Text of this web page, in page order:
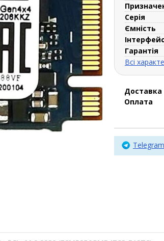
Серія
Ємність
Інтерфейс
Гарантія
Всі
Доставка
Оплата
Telegram